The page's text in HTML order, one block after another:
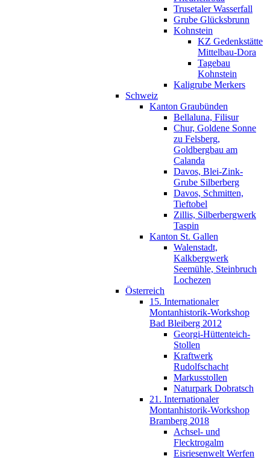
Trusetaler Wasserfall
Grube Glücksbrunn
Kohnstein
KZ Gedenkstätte
Mittelbau-Dora
Tagebau
Kohnstein
Kaligrube Merkers
Schweiz
Kanton Graubünden
Bellaluna, Filisur
Chur, Goldene Sonne
zu Felsberg,
Goldbergbau am
Calanda
Davos, Blei-Zink-
Grube Silberberg
Davos, Schmitten,
Tieftobel
Zillis, Silberbergwerk
Taspin
Kanton St. Gallen
Walenstadt,
Kalkbergwerk
Seemühle, Steinbruch
Lochezen
Österreich
15. Internationaler
Montanhistorik-Workshop
Bad Bleiberg 2012
Georgi-Hüttenteich-
Stollen
Kraftwerk
Rudolfschacht
Markusstollen
Naturpark Dobratsch
21. Internationaler
Montanhistorik-Workshop
Bramberg 2018
Achsel- und
Flecktrogalm
Eisriesenwelt Werfen